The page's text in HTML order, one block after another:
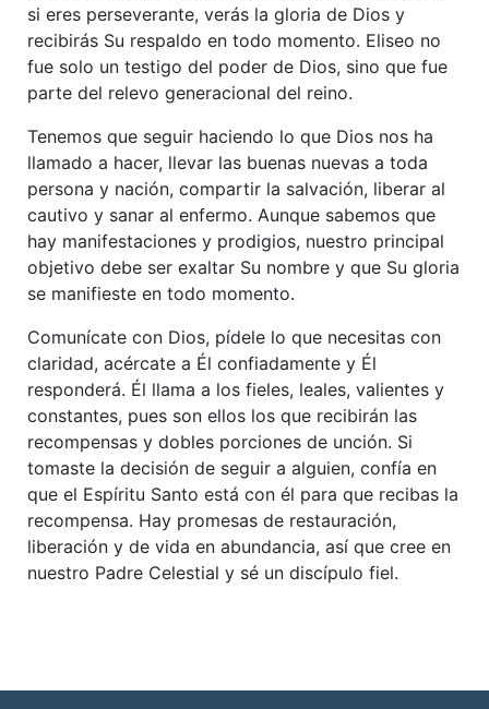
si eres perseverante, verás la gloria de Dios y
recibirás Su respaldo en todo momento. Eliseo no
fue solo un testigo del poder de Dios, sino que fue
parte del relevo generacional del reino.
Tenemos que seguir haciendo lo que Dios nos ha
llamado a hacer, llevar las buenas nuevas a toda
persona y nación, compartir la salvación, liberar al
cautivo y sanar al enfermo. Aunque sabemos que
hay manifestaciones y prodigios, nuestro principal
objetivo debe ser exaltar Su nombre y que Su gloria
se manifieste en todo momento.
Comunícate con Dios, pídele lo que necesitas con
claridad, acércate a Él confiadamente y Él
responderá. Él llama a los fieles, leales, valientes y
constantes, pues son ellos los que recibirán las
recompensas y dobles porciones de unción. Si
tomaste la decisión de seguir a alguien, confía en
que el Espíritu Santo está con él para que recibas la
recompensa. Hay promesas de restauración,
liberación y de vida en abundancia, así que cree en
nuestro Padre Celestial y sé un discípulo fiel.